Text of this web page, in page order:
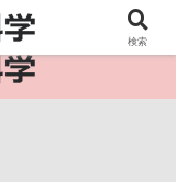
フラ。
検索